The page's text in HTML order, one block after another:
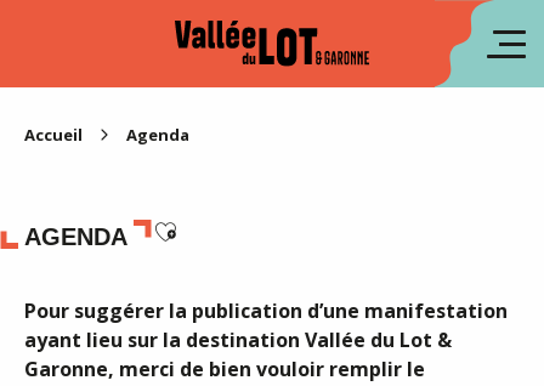
Accueil Agenda
AGENDA Ajouter aux favoris
Pour suggérer la publication d’une manifestation
ayant lieu sur la destination Vallée du Lot &
Garonne, merci de bien vouloir remplir le